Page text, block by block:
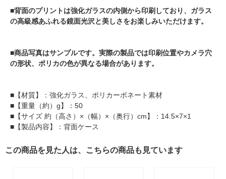
■背面のプリントは強化ガラスの内側から印刷しており、ガラス
の高級感あふれる鏡面光沢と美しさをお楽しみいただけます。
■商品写真はサンプルです。実際の製品では印刷位置やカメラ穴
の形状、ポリカの色が異なる場合があります。
■【材質】：強化ガラス、ポリカーボネート素材
■【重量（約）g】：50
■【サイズ 約（高さ）×（幅）×（奥行）cm】：14.5×7×1
■【製品内容】：背面ケース
この商品を見た人は、こちらの商品も見ています